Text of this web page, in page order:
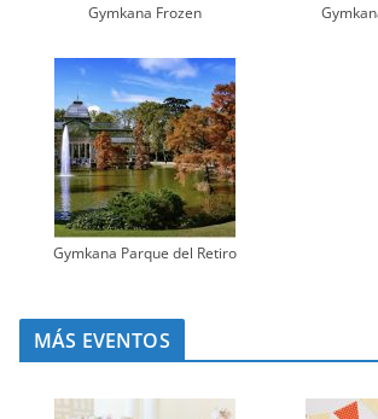
Gymkana Frozen
Gymkana Parque del Retiro
MÁS EVENTOS